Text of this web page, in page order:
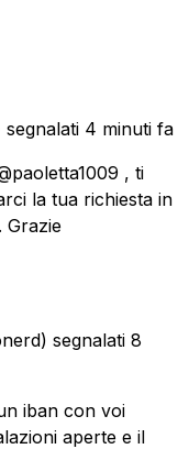
segnalati 4 minuti fa
, ti
la tua richiesta in
Grazie
segnalati 8
iban con voi
aperte e il